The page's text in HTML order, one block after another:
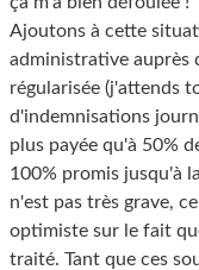
Ajoutons à cette
administrative auprès
régularisée (j'attends
d'indemnisations
plus payée qu'à 50%
100% promis jusqu'à
n'est pas très grave,
optimiste sur le fait
traité. Tant que ces